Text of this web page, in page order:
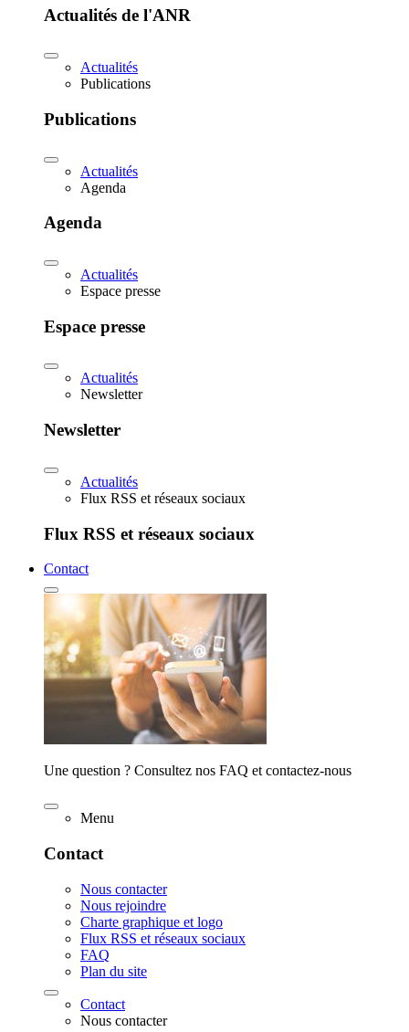
Actualités de l'ANR
Actualités
Publications
Publications
Actualités
Agenda
Agenda
Actualités
Espace presse
Espace presse
Actualités
Newsletter
Newsletter
Actualités
Flux RSS et réseaux sociaux
Flux RSS et réseaux sociaux
Contact
Une question ? Consultez nos FAQ et contactez-nous
Menu
Contact
Nous contacter
Nous rejoindre
Charte graphique et logo
Flux RSS et réseaux sociaux
FAQ
Plan du site
Contact
Nous contacter